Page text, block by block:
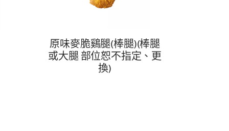
原味麥脆鷄腿(棒腿)(棒腿
或大腿 部位恕不指定、更
換)